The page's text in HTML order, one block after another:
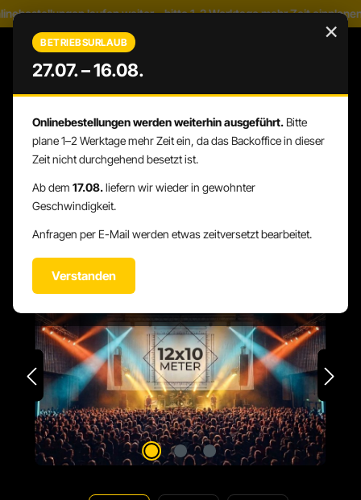
Zum Hauptinhalt springenlaufen weiter – bitte 1–2 Werktage mehr Zeit
DU HAST 0 PRODUKTE AUF DEM
STAGE-DESIGN STAGE-BACKDROP
Bildergalerie überspringen
×
BETRIEBSURLAUB
27.07. – 16.08.
Onlinebestellungen werden weiterhin ausgeführt. Bitte
plane 1–2 Werktage mehr Zeit ein, da das Backoffice in dieser
Zeit nicht durchgehend besetzt ist.
Ab dem 17.08.liefern wir wieder in gewohnter
Geschwindigkeit.
Anfragen per E-Mail werden etwas zeitversetzt bearbeitet.
Verstanden